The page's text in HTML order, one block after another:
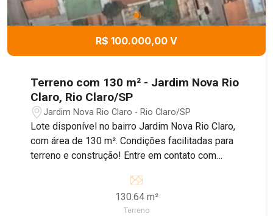
R$ 100.000,00 V
Terreno com 130 m² - Jardim Nova Rio
Claro, Rio Claro/SP
Jardim Nova Rio Claro - Rio Claro/SP
Lote disponível no bairro Jardim Nova Rio Claro,
com área de 130 m². Condições facilitadas para
terreno e construção! Entre em contato com
130.64 m²
Terreno